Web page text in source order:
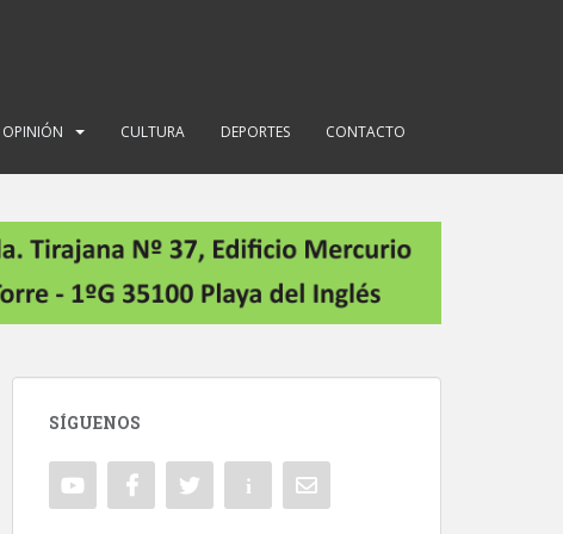
OPINIÓN CULTURA DEPORTES CONTACTO
SÍGUENOS